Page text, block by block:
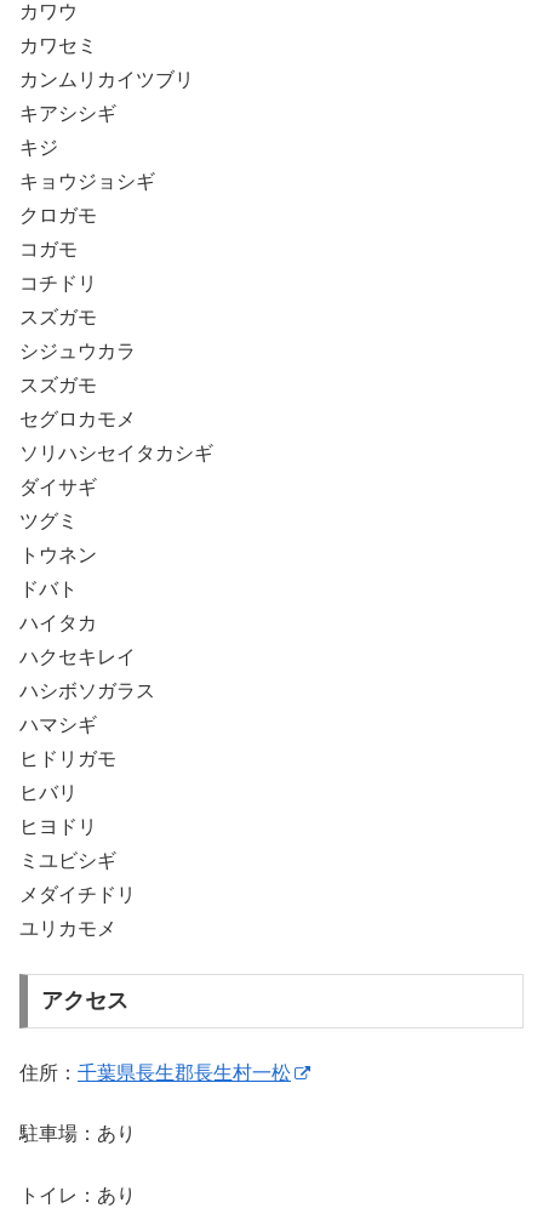
カワウ
カワセミ
カンムリカイツブリ
キアシシギ
キジ
キョウジョシギ
クロガモ
コガモ
コチドリ
スズガモ
シジュウカラ
スズガモ
セグロカモメ
ソリハシセイタカシギ
ダイサギ
ツグミ
トウネン
ドバト
ハイタカ
ハクセキレイ
ハシボソガラス
ハマシギ
ヒドリガモ
ヒバリ
ヒヨドリ
ミユビシギ
メダイチドリ
ユリカモメ
アクセス
住所： 千葉県長生郡長生村一松
駐車場：あり
トイレ：あり